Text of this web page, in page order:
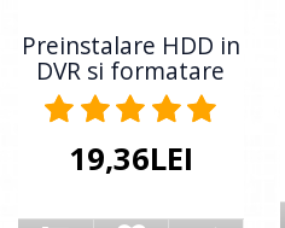
Preinstalare HDD in
DVR si formatare
19,36LEI